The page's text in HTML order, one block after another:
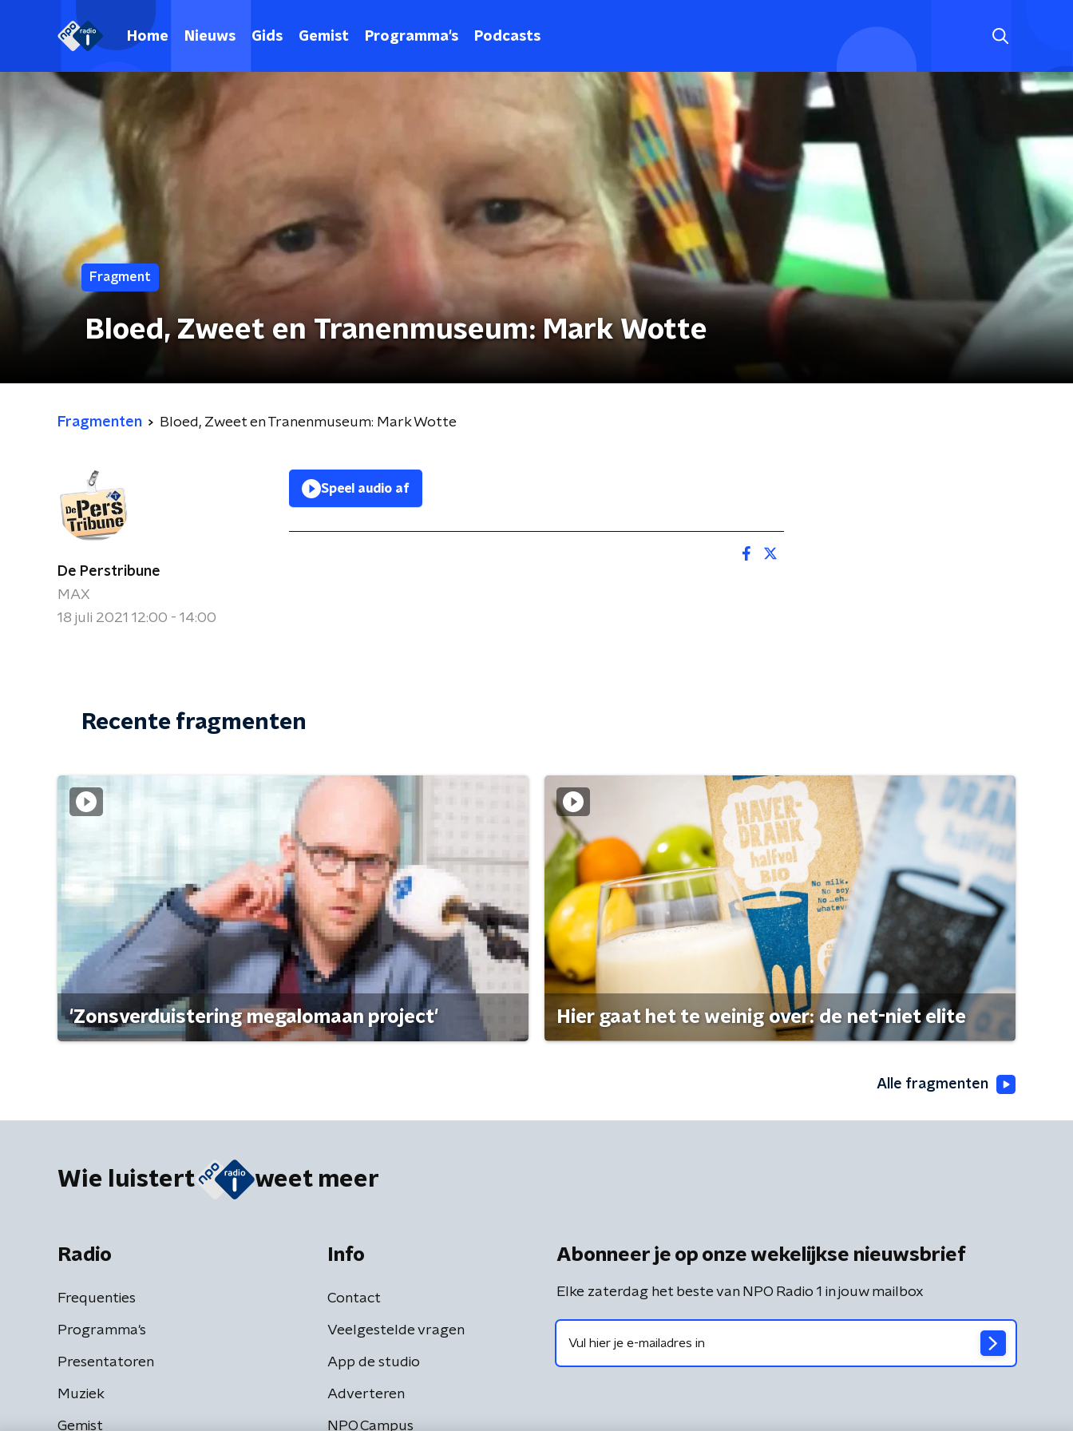
Home Nieuws Gids Gemist Programma's Podcasts
Fragment
Bloed, Zweet en Tranenmuseum: Mark Wotte
Fragmenten Bloed, Zweet en Tranenmuseum: Mark Wotte
De Perstribune
MAX
18 juli 2021 12:00 - 14:00
Speel audio af
Recente fragmenten
'Zonsverduistering megalomaan project' Hier gaat het te weinig over: de net-niet elite
Alle fragmenten
Wie luistert weet meer
Radio
Frequenties
Programma's
Presentatoren
Muziek
Gemist
Info
Contact
Veelgestelde vragen
App de studio
Adverteren
NPO Campus
Abonneer je op onze wekelijkse nieuwsbrief
Elke zaterdag het beste van NPO Radio 1 in jouw mailbox